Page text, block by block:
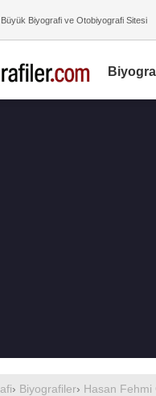
Büyük Biyografi ve Otobiyografi Sitesi
› Biyografiler› Hasan Fehmi